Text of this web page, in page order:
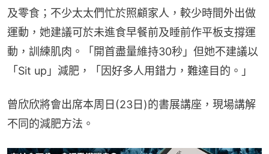
及零食；不少太太們忙於照顧家人，較少時間外出做
運動，她建議可於未進食早餐前及睡前作平板支撐運
動，訓練肌肉。「開首盡量維持30秒」但她不建議以
「Sit up」減肥，「因好多人用錯力，難達目的。」
曾欣欣將會出席本周日(23日)的書展講座，現場講解
不同的減肥方法。